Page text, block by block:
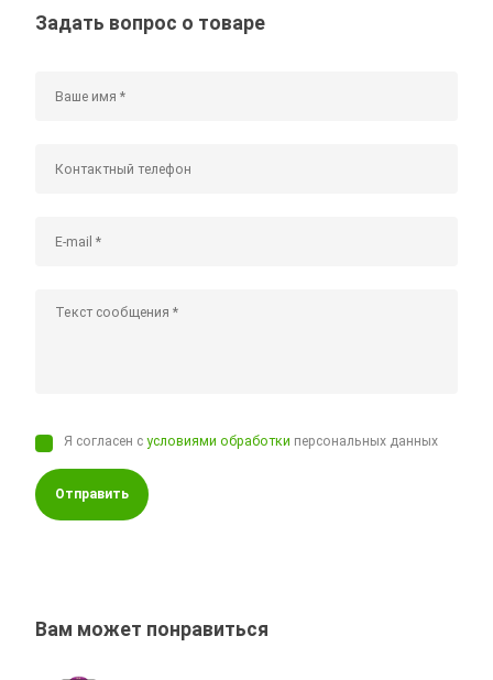
Задать вопрос о товаре
Я согласен сусловиями обработки персональных данных
Отправить
Вам может понравиться